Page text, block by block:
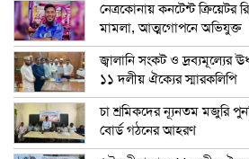
নেত্রকোনায় কনটেন্ট ক্রিয়েটর
মামলা, আত্মগোপনে অভিযুক্ত
জ্বালানি সংকট ও দ্রব্যমূল্যের
১১ দলীয় ঐক্যের স্মারকলিপি
চা শ্রমিকদের ন্যূনতম মজুরি
বোর্ড গঠনের আহরণ